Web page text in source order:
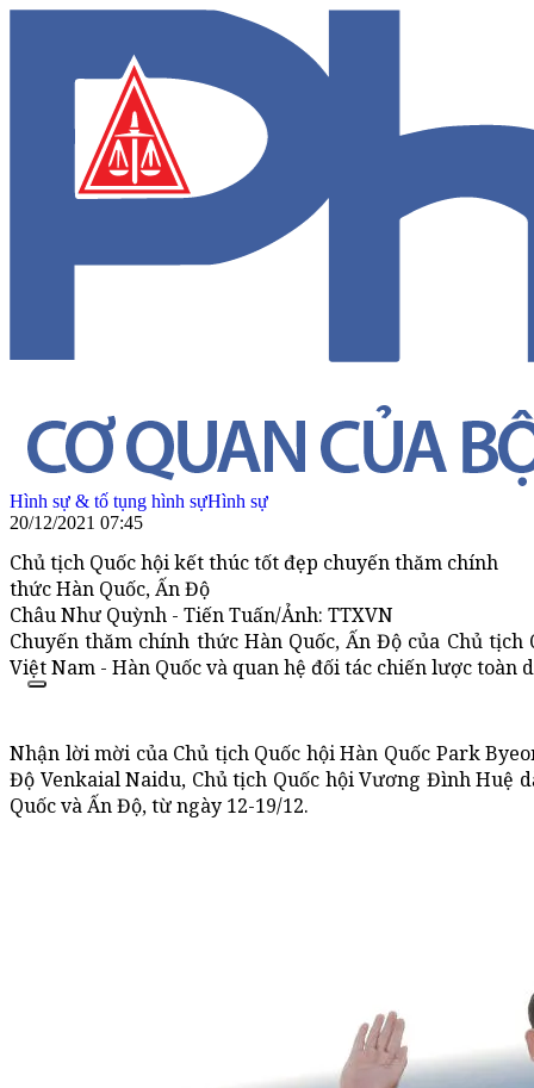
Hình sự & tố tụng hình sựHình sự
20/12/2021 07:45
Chủ tịch Quốc hội kết thúc tốt đẹp chuyến thăm chính
thức Hàn Quốc, Ấn Độ
Châu Như Quỳnh - Tiến Tuấn/Ảnh: TTXVN
Chuyến thăm chính thức Hàn Quốc, Ấn Độ của Chủ
Việt Nam - Hàn Quốc và quan hệ đối tác chiến lược toàn
Nhận lời mời của Chủ tịch Quốc hội Hàn Quốc Park
Độ Venkaial Naidu, Chủ tịch Quốc hội Vương Đình Huệ
Quốc và Ấn Độ, từ ngày 12-19/12.